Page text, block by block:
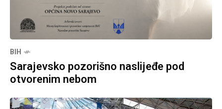
BIH
Sarajevsko pozorišno naslijeđe pod
otvorenim nebom